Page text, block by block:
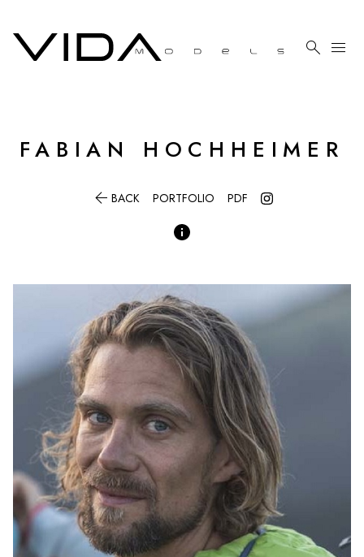
 menu
FABIAN HOCHHEIMER
 BACK PORTFOLIO PDF